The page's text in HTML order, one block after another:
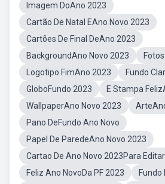
Imagem DoAno 2023
Cartão De Natal EAno Novo 2023
Cartões De Final DeAno 2023
BackgroundAno Novo 2023
Logotipo FimAno 2023
Fundo
GloboFundo 2023
E Stampa
WallpaperAno Novo 2023
Pano DeFundo Ano Novo
Papel De ParedeAno Novo 2023
Cartao De Ano Novo 2023Para Editar
Feliz Ano NovoDa PF 2023
Fundo